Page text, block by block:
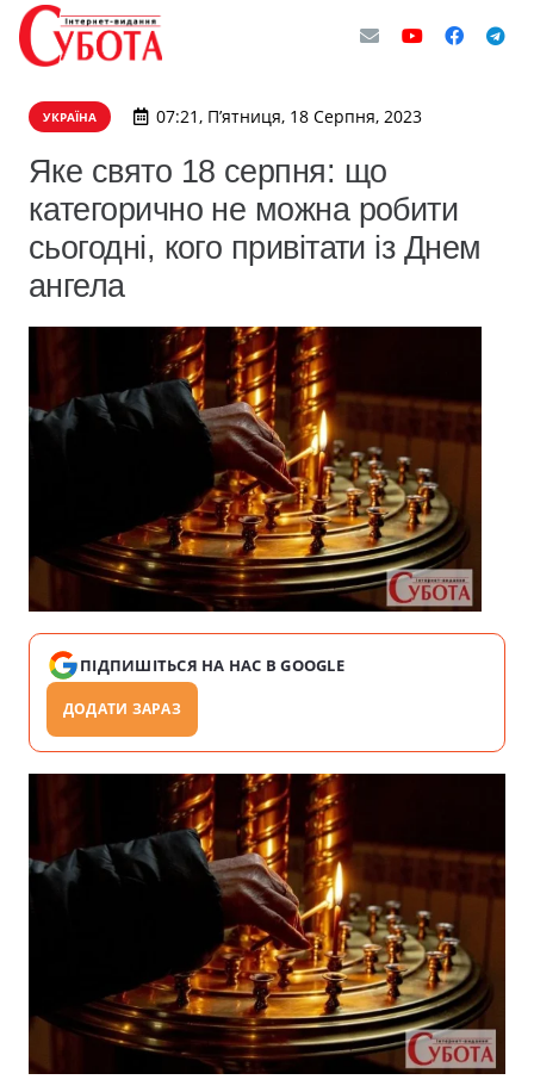
УКРАЇНА 07:21, П’ятниця, 18 Серпня, 2023
Яке свято 18 серпня: що
категорично не можна робити
сьогодні, кого привітати із Днем
ангела
ПІДПИШІТЬСЯ НА НАС В GOOGLE
ДОДАТИ ЗАРАЗ